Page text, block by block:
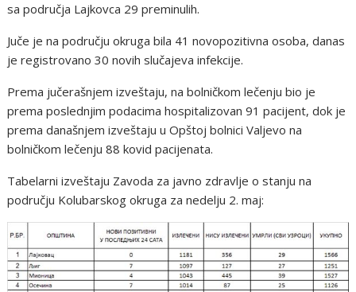
sa područja Lajkovca 29 preminulih.
Juče je na području okruga bila 41 novopozitivna osoba, danas
je registrovano 30 novih slučajeva infekcije.
Prema jučerašnjem izveštaju, na bolničkom lečenju bio je
prema poslednjim podacima hospitalizovan 91 pacijent, dok je
prema današnjem izveštaju u Opštoj bolnici Valjevo na
bolničkom lečenju 88 kovid pacijenata.
Tabelarni izveštaju Zavoda za javno zdravlje o stanju na
području Kolubarskog okruga za nedelju 2. maj: